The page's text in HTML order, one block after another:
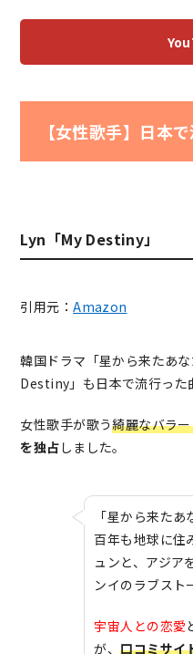
【女性歌手】日本
Lyn「My Destiny」
引用元：Amazon
韓国ドラマ「星から来たあ
Destiny」も日本で流行った
女性歌手が歌う綺麗なバラ
を独占 しました。
「星から来た
百年も地球に住
ュンと、アジア
ンイのラブスト
宇宙人との恋愛
が、口コミサイ